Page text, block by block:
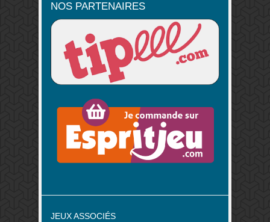
NOS PARTENAIRES
JEUX ASSOCIÉS